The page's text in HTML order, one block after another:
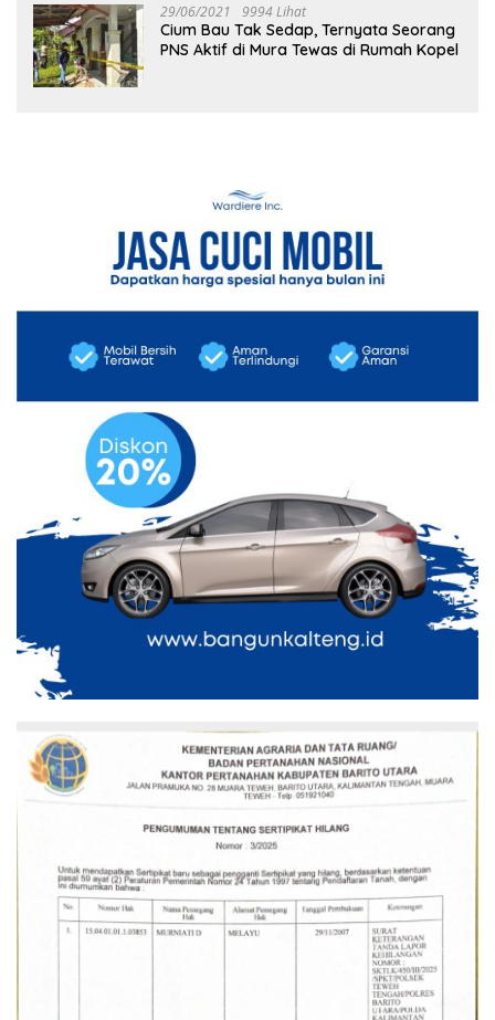
29/06/2021 9994 Lihat
Cium Bau Tak Sedap, Ternyata Seorang
PNS Aktif di Mura Tewas di Rumah Kopel